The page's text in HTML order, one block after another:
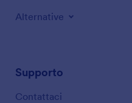
Alternative
Supporto
Contattaci